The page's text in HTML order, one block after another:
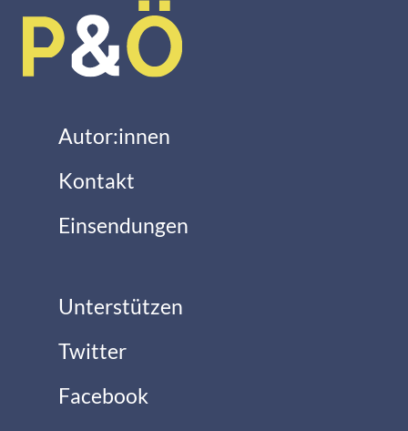
Autor:innen
Kontakt
Twitter
Unterstützen
Einsendungen
Facebook